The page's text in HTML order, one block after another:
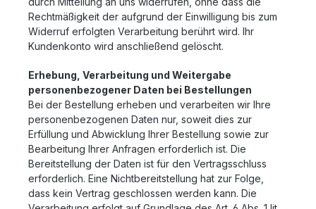
Rechtmäßigkeit der aufgrund der Einwilligung bis zum
Widerruf erfolgten Verarbeitung berührt wird. Ihr
Kundenkonto wird anschließend gelöscht.
Erhebung, Verarbeitung und Weitergabe
personenbezogener Daten bei Bestellungen
Bei der Bestellung erheben und verarbeiten wir Ihre
personenbezogenen Daten nur, soweit dies zur
Erfüllung und Abwicklung Ihrer Bestellung sowie zur
Bearbeitung Ihrer Anfragen erforderlich ist. Die
Bereitstellung der Daten ist für den Vertragsschluss
erforderlich. Eine Nichtbereitstellung hat zur Folge,
dass kein Vertrag geschlossen werden kann. Die